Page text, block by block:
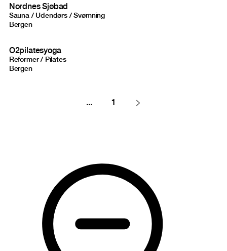
Nordnes Sjøbad
Sauna / Udendørs / Svømning
Bergen
O2pilatesyoga
Reformer / Pilates
Bergen
... 1
Next